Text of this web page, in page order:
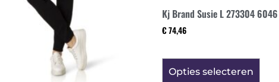
Kj Brand Susie L 273304 6046
€ 74,46
Opties selecteren